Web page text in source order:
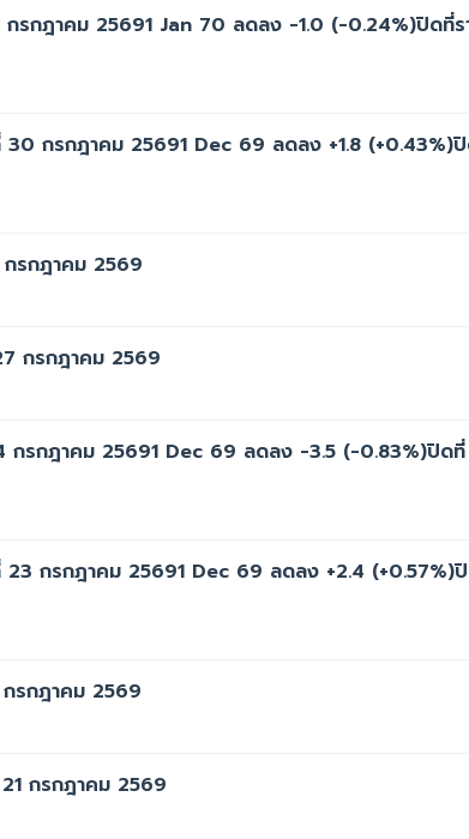
กรกฎาคม 25691 Jan 70 ลดลง -1.0 (-0.24%)ปิดที่ร
กรกฎาคม 25691 Dec 69 ลดลง +1.8 (+0.43%)
รกฎาคม 2569
กรกฎาคม 2569
กรกฎาคม 25691 Dec 69 ลดลง -3.5 (-0.83%)ปิดที่
23 กรกฎาคม 25691 Dec 69 ลดลง +2.4 (+0.57%)
รกฎาคม 2569
กรกฎาคม 2569